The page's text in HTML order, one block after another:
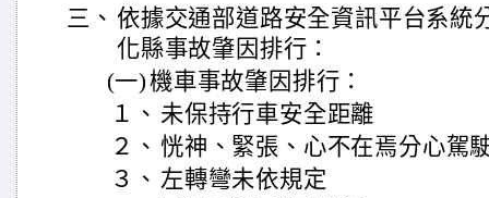
三、 依據交通部道路安全資訊平台系統
化縣事故肇因排行：
(一)機車事故肇因排行：
１、 未保持行車安全距離
２、 恍神、緊張、心不在焉分心駕
３、 左轉彎未依規定